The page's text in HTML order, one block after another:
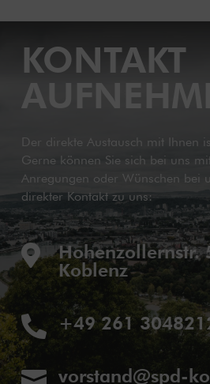
KONTAKT
Der direkte Austausch mit Ihnen
Gerne können Sie sich bei uns
Anregungen oder Wünschen bei
direkter Kontakt zu uns:

Hohenzollernstr.
Koblenz
 +49 261
vorstand@spd-